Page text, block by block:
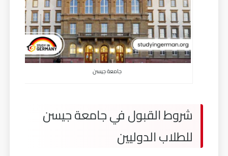
جامعة جيسن
شروط القبول في جامعة جيسن
للطلاب الدوليين